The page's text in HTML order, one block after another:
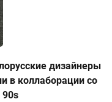
дизайнеры
в коллаборации со
90s